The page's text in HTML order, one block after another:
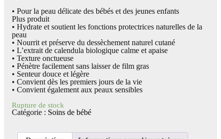
• Pour la peau délicate des bébés et des jeunes enfants
Plus produit
• Hydrate et soutient les fonctions protectrices naturelles de la
peau
• Nourrit et préserve du dessèchement naturel cutané
• L’extrait de calendula biologique calme et apaise
• Texture onctueuse
• Pénètre facilement sans laisser de film gras
• Senteur douce et légère
• Convient dès les premiers jours de la vie
• Convient également aux peaux sensibles
Rupture de stock
Catégorie : Soins de bébé